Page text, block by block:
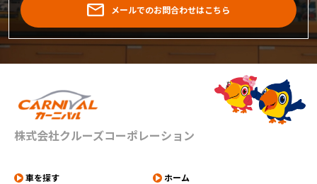
メールでのお問合わせはこちら
株式会社クルーズコーポレーション
車を探す
ホーム